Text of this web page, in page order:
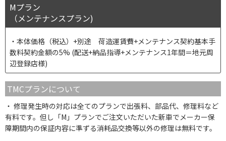
Mプラン
（メンテナンスプラン)
本体価格（税込）+別途 荷造運賃費+メンテナンス契約基本手
数料契約金額の5% (配送+納品指導+メンテナンス1年間＝地元周
辺登録店様)
TMCプランについて
修理発生時の対応は全てのプランで出張料、部品代、修理料など
有料です。但し「M」プランでご注文いただいた新車でメーカー保
障期間内の保証内容に準ずる消耗品交換等以外の修理は無料です。